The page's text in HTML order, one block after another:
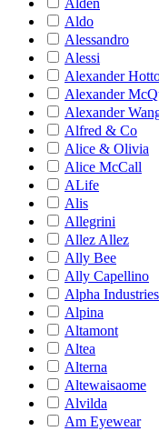
Alden
Aldo
Alessandro
Alessi
Alexander
Alexander
Alexander
Alfred & Co
Alice & Olivia
Alice McCall
ALife
Alis
Allegrini
Allez Allez
Ally Bee
Ally Capellino
Alpha Industries
Alpina
Altamont
Altea
Alterna
Altewaisaome
Alvilda
Am Eyewear